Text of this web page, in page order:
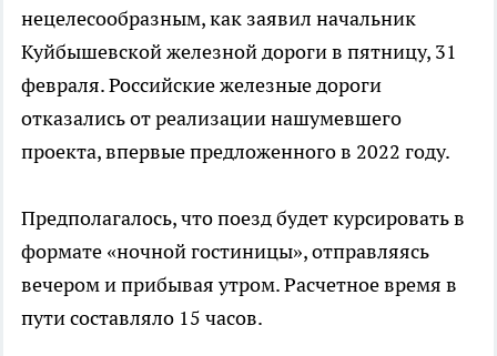
нецелесообразным, как заявил начальник
Куйбышевской железной дороги в пятницу, 31
февраля. Российские железные дороги
отказались от реализации нашумевшего
проекта, впервые предложенного в 2022 году.
Предполагалось, что поезд будет курсировать в
формате «ночной гостиницы», отправляясь
вечером и прибывая утром. Расчетное время в
пути составляло 15 часов.